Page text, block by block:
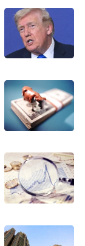
话语权、
理的话语
个组成部
中，中国
位，拥有
在金融领